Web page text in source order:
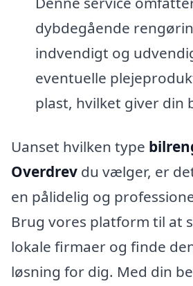
dybdegående
indvendigt og
eventuelle
plast, hvilket giver din
Uanset hvilken type
Overdrev du vælger, er
en pålidelig og
Brug vores platform til at
lokale firmaer og finde
løsning for dig. Med din